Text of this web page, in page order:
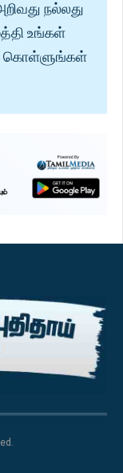
நல்லது
உங்கள்
கொள்ளுங்கள்